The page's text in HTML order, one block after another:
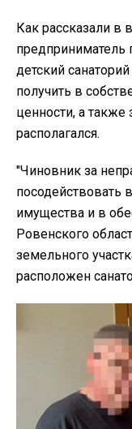
Как рассказали в
детский
получить в
ценности, а
располагался.
"Чиновник за
посодействовать
имущества и в
Ровенского
земельного
расположен